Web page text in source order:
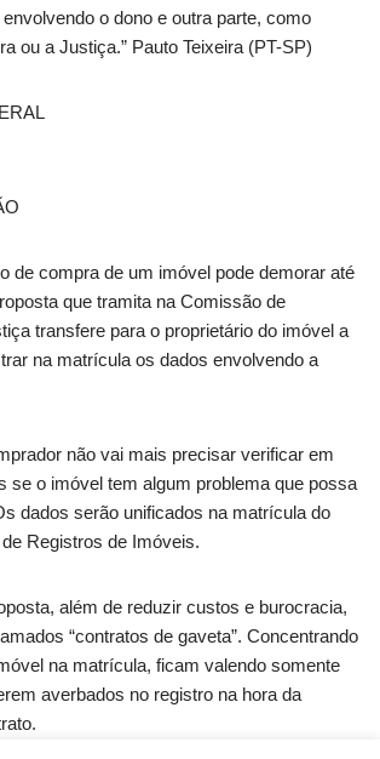
o dono e outra parte, como
ou a Justiça.” Pauto Teixeira (PT-SP)
de compra de um imóvel pode demorar até
que tramita na Comissão de
transfere para o proprietário do imóvel a
na matrícula os dados envolvendo a
não vai mais precisar verificar em
se o imóvel tem algum problema que possa
dados serão unificados na matrícula do
Registros de Imóveis.
além de reduzir custos e burocracia,
“contratos de gaveta”. Concentrando
na matrícula, ficam valendo somente
averbados no registro na hora da